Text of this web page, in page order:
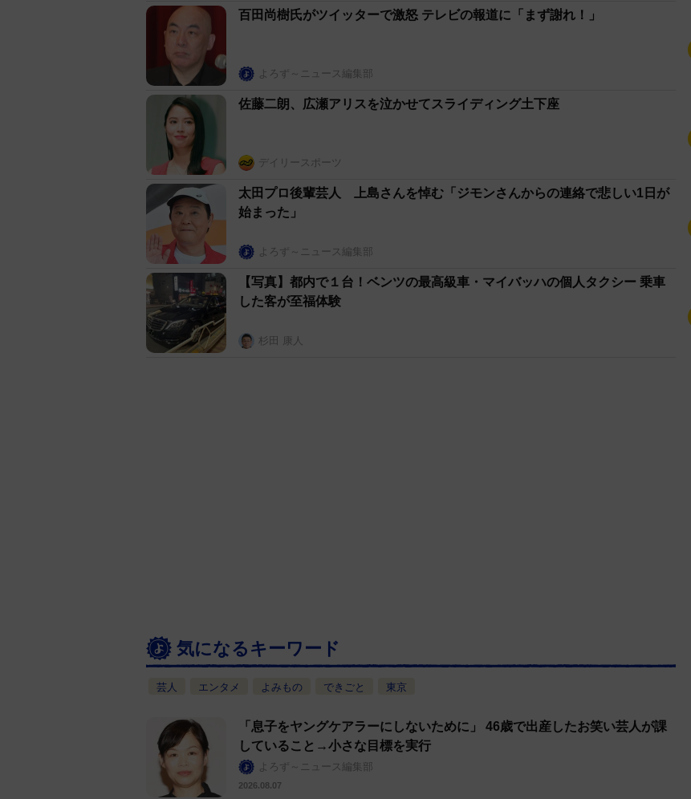
「つい、こないだのように覚えていますね。。立川談志さんもそうでしたが、僕は
『型にはまらなくて、どうなるんだろうというような人』が好きなんですよ。７歳下の
やすしさんには敬語を使い、やすしさんは僕と会う時には頭に『こらぁ！』って付く
（笑）。居心地が良かったのかもしれません」
木久扇は「相手が年下であれ、敬語を使うのは大事なコツですね」と自身のスタイル
を掲げる。そして、やすしさんと親密だった理由を次のように説明した。
「お店では僕がお客さんに謝って、タクシーでは席を蹴られた運転手さんに１０００
円札を３枚入れたポチ袋を渡したりしていた。それでも、お付き合いしたのは、その
『ドキドキ』が面白く、魅力的だったから。純度が高いバカの煮こごりみたいな人。東
京人の挨拶（社交辞令）を真に受けちゃう。ジャンルは違えど、芸人としてリスペクト
していた。本を何十冊も読むより、たくさんのことを学ばせてもらった。お酒で寿命を
縮められましたが（※９６年１月に５１歳で死去）、濃い人生だったと思います。大変
な目に遭っても感謝。なにより楽しかった。ただ、夜中に家に来られて物干し竿を振り
回されるのは勘弁ですが（笑）」
百田尚樹氏がツイッターで激怒 テレビの報道に「まず謝れ！」
よろず～ニュース編集部
佐藤二朗、広瀬アリスを泣かせてスライディング土下座
デイリースポーツ
太田プロ後輩芸人 上島さんを悼む「ジモンさんからの連絡で悲しい1日が
始まった」
よろず～ニュース編集部
【写真】都内で１台！ベンツの最高級車・マイバッハの個人タクシー 乗車
した客が至福体験
杉田 康人
気になるキーワード
芸人 エンタメ よみもの できごと 東京
「息子をヤングケアラーにしないために」 46歳で出産したお笑い芸人が課
していること→小さな目標を実行
よろず～ニュース編集部
2026.08.07